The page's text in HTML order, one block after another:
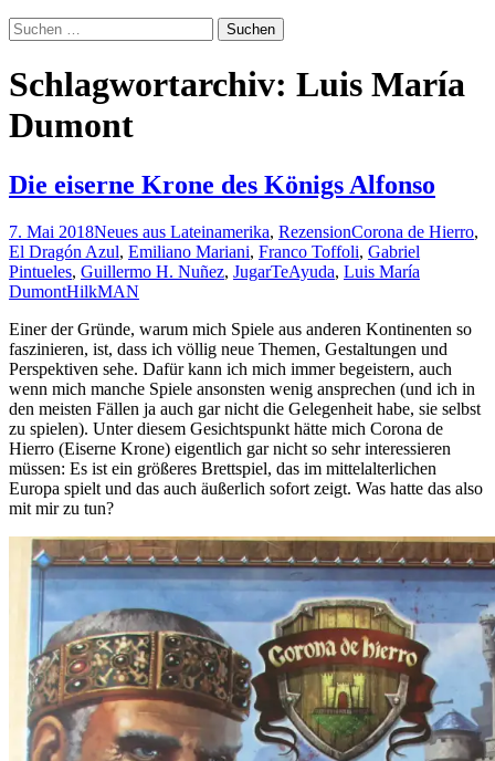
Suchen
nach:
Schlagwortarchiv: Luis María
Dumont
Die eiserne Krone des Königs Alfonso
7. Mai 2018Neues aus Lateinamerika, RezensionCorona de Hierro,
El Dragón Azul, Emiliano Mariani, Franco Toffoli, Gabriel
Pintueles, Guillermo H. Nuñez, JugarTeAyuda, Luis María
DumontHilkMAN
Einer der Gründe, warum mich Spiele aus anderen Kontinenten so
faszinieren, ist, dass ich völlig neue Themen, Gestaltungen und
Perspektiven sehe. Dafür kann ich mich immer begeistern, auch
wenn mich manche Spiele ansonsten wenig ansprechen (und ich in
den meisten Fällen ja auch gar nicht die Gelegenheit habe, sie selbst
zu spielen). Unter diesem Gesichtspunkt hätte mich Corona de
Hierro (Eiserne Krone) eigentlich gar nicht so sehr interessieren
müssen: Es ist ein größeres Brettspiel, das im mittelalterlichen
Europa spielt und das auch äußerlich sofort zeigt. Was hatte das also
mit mir zu tun?